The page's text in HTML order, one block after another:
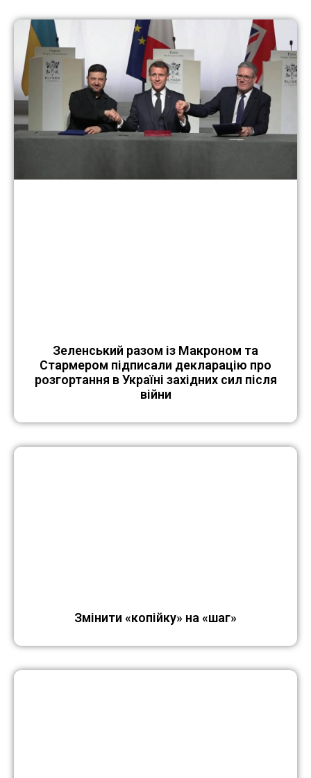
Зеленський разом із Макроном та
Стармером підписали декларацію про
розгортання в Україні західних сил після
війни
Змінити «копійку» на «шаг»